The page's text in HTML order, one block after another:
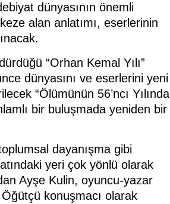
dünyasının önemli
alan anlatımı, eserlerinin
“Orhan Kemal Yılı”
dünyasını ve eserlerini yeni
“Ölümünün 56’ncı Yılında
bir buluşmada yeniden bir
dayanışma gibi
yeri çok yönlü olarak
Ayşe Kulin, oyuncu-yazar
konuşmacı olarak